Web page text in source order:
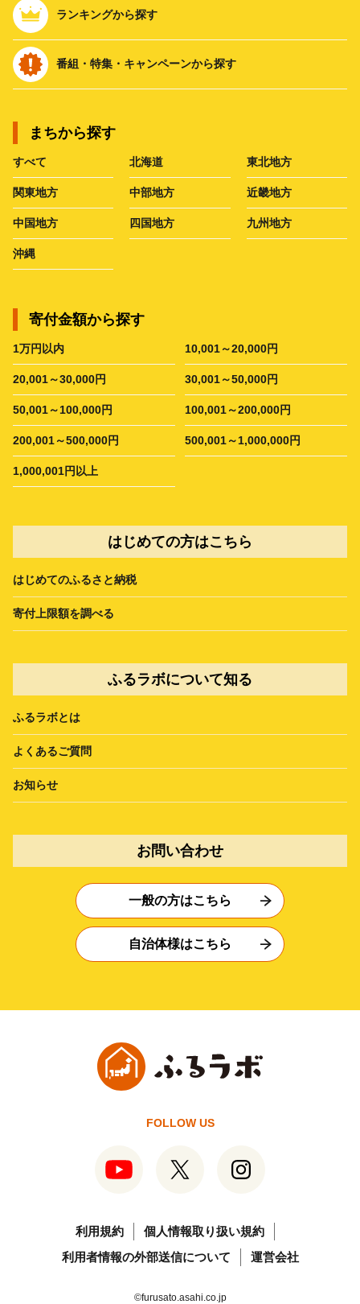
ランキングから探す
番組・特集・キャンペーンから探す
まちから探す
すべて 北海道 東北地方
関東地方 中部地方 近畿地方
中国地方 四国地方 九州地方
沖縄
寄付金額から探す
1万円以内 10,001～20,000円
20,001～30,000円 30,001～50,000円
50,001～100,000円 100,001～200,000円
200,001～500,000円 500,001～1,000,000円
1,000,001円以上
はじめての方はこちら
はじめてのふるさと納税
寄付上限額を調べる
ふるラボについて知る
ふるラボとは
よくあるご質問
お知らせ
お問い合わせ
一般の方はこちら
自治体様はこちら
FOLLOW US
利用規約
個人情報取り扱い規約
利用者情報の外部送信について
運営会社
©furusato.asahi.co.jp